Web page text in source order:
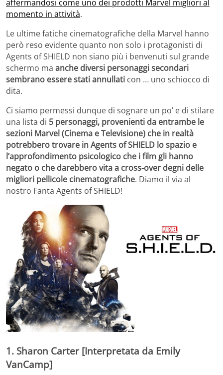
affermandosi come uno dei prodotti Marvel migliori al
momento in attività.
Le ultime fatiche cinematografiche della Marvel hanno
però reso evidente quanto non solo i protagonisti di
Agents of SHIELD non siano più i benvenuti sul grande
schermo ma anche diversi personaggi secondari
sembrano essere stati annullati con … uno schiocco di
dita.
Ci siamo permessi dunque di sognare un po’ e di stilare
una lista di 5 personaggi, provenienti da entrambe le
sezioni Marvel (Cinema e Televisione) che in realtà
potrebbero trovare in Agents of SHIELD lo spazio e
l’approfondimento psicologico che i film gli hanno
negato o che darebbero vita a cross-over degni delle
migliori pellicole cinematografiche. Diamo il via al
nostro Fanta Agents of SHIELD!
1. Sharon Carter [Interpretata da Emily
VanCamp]